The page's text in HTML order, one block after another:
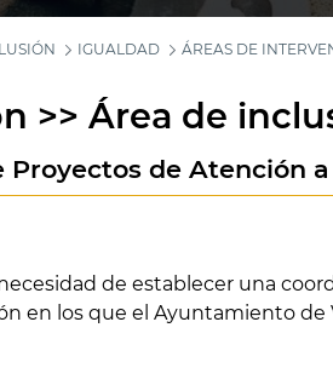
IGUALDAD ÁREAS DE
>> Área de
de Atención
de establecer una
en los que el Ayuntamiento de